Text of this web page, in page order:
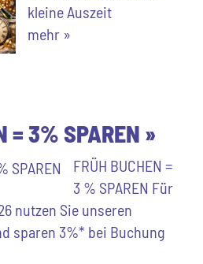
kleine Auszeit
mehr »
= 3% SPAREN »
FRÜH BUCHEN =
3 % SPAREN Für
nutzen Sie unseren
sparen 3%* bei Buchung